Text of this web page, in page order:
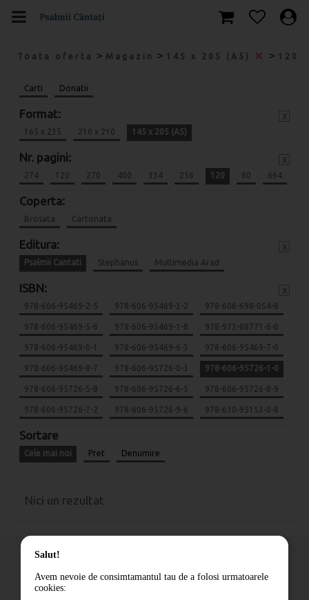
Toata oferta > Magazin > 145 x 205 (A5) > 120
Carti Donatii
Format:
165 x 235 210 x 210 145 x 205 (A5)
Nr. pagini:
274 120 270 400 334 256 120 80 664
Coperta:
Brosata Cartonata
Editura:
Psalmii Cantati Stephanus Multimedia Arad
ISBN:
978-606-95469-2-5 978-606-95469-3-2 978-606-698-054-8
978-606-95469-5-6 978-606-95469-1-8 978-973-88771-6-0
978-606-95469-0-1 978-606-95469-6-3 978-606-95469-7-0
978-606-95469-8-7 978-606-95726-0-3 978-606-95726-1-0
978-606-95726-5-8 978-606-95726-6-5 978-606-95726-8-9
978-606-95726-7-2 978-606-95726-9-6 978-630-95153-0-8
Sortare
Cele mai noi Pret Denumire
Nici un rezultat
Cum comand
Salut!
Avem nevoie de consimtamantul tau de a folosi urmatoarele
cookies: